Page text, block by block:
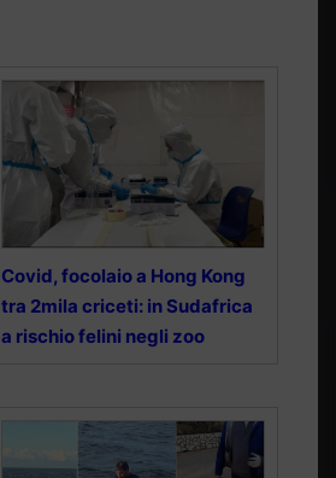
Covid, focolaio a Hong Kong
tra 2mila criceti: in Sudafrica
a rischio felini negli zoo